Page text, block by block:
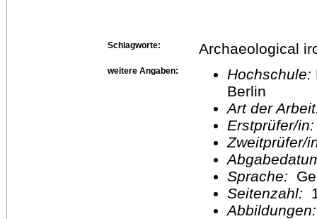
Schlagworte: Archaeological
weitere Angaben: Hochschule:
Berlin
Art der
Erstprüfer/
Sprache:
Seitenzahl: